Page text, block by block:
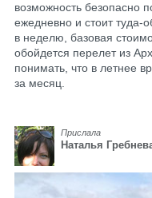
возможность безопасно
ежедневно и стоит туда-
в неделю, базовая
обойдется перелет из
понимать, что в летнее
за месяц.
Прислала
Наталья